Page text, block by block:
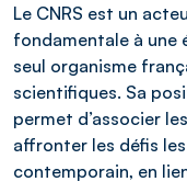
Le CNRS est un
fondamentale à une
seul organisme
scientifiques. Sa
permet d’associer
affronter les défis
contemporain, en